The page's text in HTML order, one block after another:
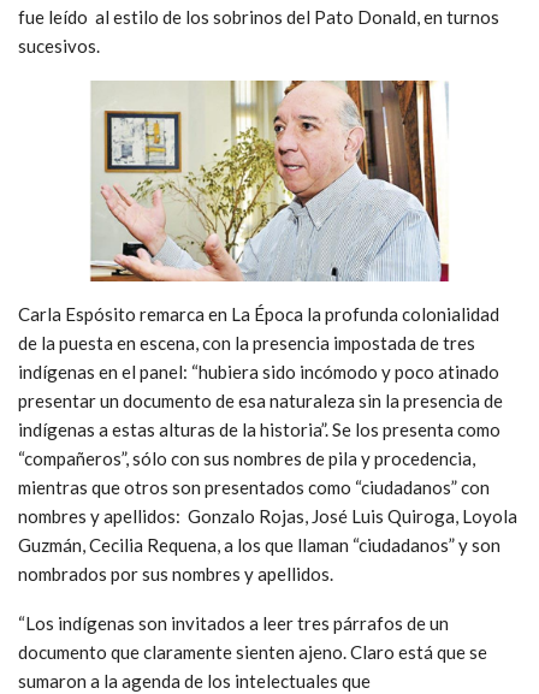
fue leído al estilo de los sobrinos del Pato Donald, en turnos
sucesivos.
Carla Espósito remarca en La Época la profunda colonialidad
de la puesta en escena, con la presencia impostada de tres
indígenas en el panel: “hubiera sido incómodo y poco atinado
presentar un documento de esa naturaleza sin la presencia de
indígenas a estas alturas de la historia”. Se los presenta como
“compañeros”, sólo con sus nombres de pila y procedencia,
mientras que otros son presentados como “ciudadanos” con
nombres y apellidos: Gonzalo Rojas, José Luis Quiroga, Loyola
Guzmán, Cecilia Requena, a los que llaman “ciudadanos” y son
nombrados por sus nombres y apellidos.
“Los indígenas son invitados a leer tres párrafos de un
documento que claramente sienten ajeno. Claro está que se
sumaron a la agenda de los intelectuales que